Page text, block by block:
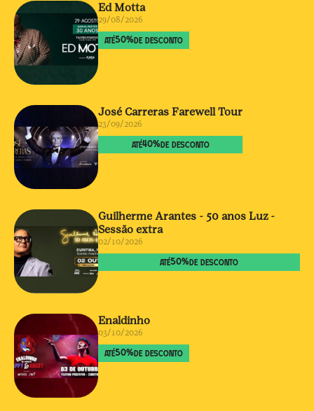
Ed Motta
29/08/2026
ATÉ50%DE DESCONTO
José Carreras Farewell Tour
23/09/2026
ATÉ40%DE DESCONTO
Guilherme Arantes - 50 anos Luz -
Sessão extra
02/10/2026
ATÉ50%DE DESCONTO
Enaldinho
03/10/2026
ATÉ50%DE DESCONTO